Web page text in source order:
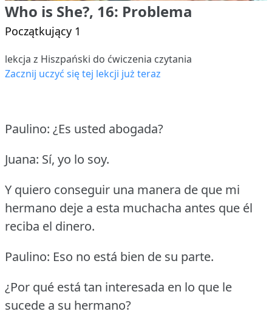
Who is She?, 16: Problema
Początkujący 1
lekcja z Hiszpański do ćwiczenia czytania
Zacznij uczyć się tej lekcji już teraz
Paulino: ¿Es usted abogada?
Juana: Sí, yo lo soy.
Y quiero conseguir una manera de que mi
hermano deje a esta muchacha antes que él
reciba el dinero.
Paulino: Eso no está bien de su parte.
¿Por qué está tan interesada en lo que le
sucede a su hermano?